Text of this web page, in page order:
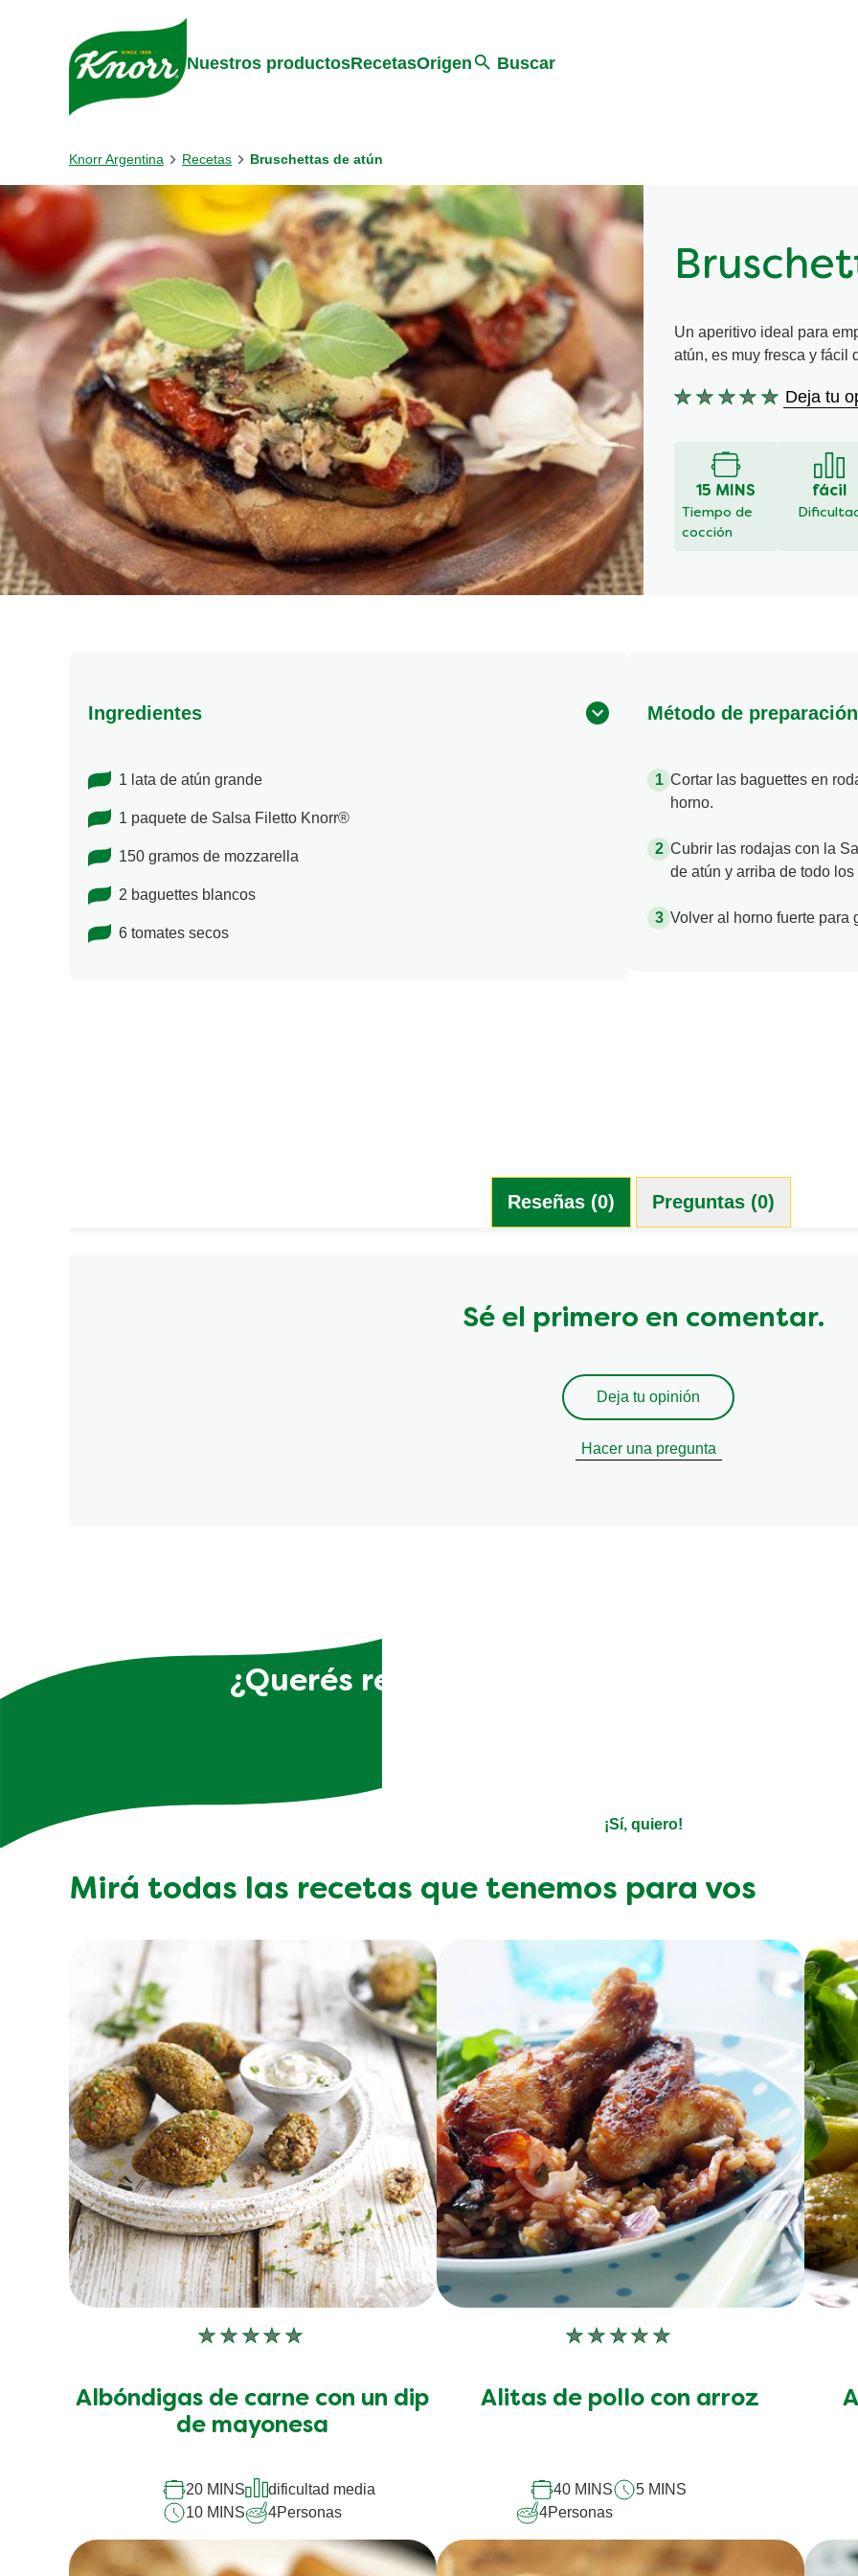
Skip to:
Nuestros productosRecetasOrigen Buscar
Knorr Argentina Recetas Bruschettas de atún
Un aperitivo ideal para
atún, es muy fresca y fácil
No
enviado
calificaciones
para
este
recipe
Deja tu
15 MINS
Tiempo de
cocción
fácil
Ingredientes
1 lata de atún grande
1 paquete de Salsa Filetto Knorr®
150 gramos de mozzarella
2 baguettes blancos
6 tomates secos
Método de preparación
Cortar las baguettes en
horno.
Cubrir las rodajas con la
de atún y arriba de todo
Volver al horno fuerte para
Reseñas (0) Preguntas (0)
Sé el primero en comentar.
Deja tu opinión
Hacer una pregunta
¿Querés recibir recetas personalizadas,
¡Sí, quiero!
Mirá todas las recetas que tenemos para vos
No
enviado
calificaciones
para
recipe
Albóndigas de carne con un dip
de mayonesa
20 MINS
dificultad media
10 MINS
4Personas
No
enviado
recipe
Alitas de pollo con arroz
40 MINS
5 MINS
4Personas